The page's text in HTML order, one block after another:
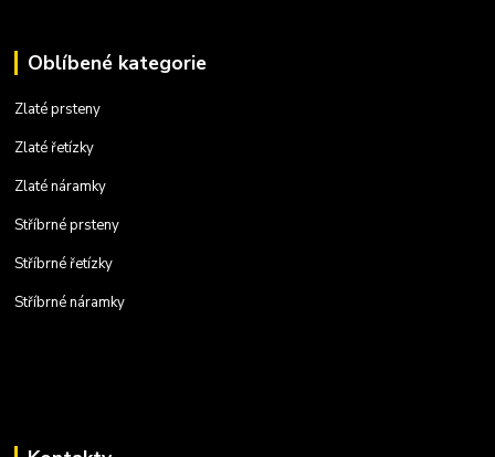
Oblíbené kategorie
Zlaté prsteny
Zlaté řetízky
Zlaté náramky
Stříbrné prsteny
Stříbrné řetízky
Stříbrné náramky